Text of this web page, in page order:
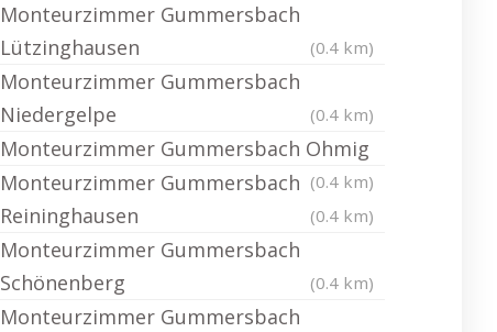
Monteurzimmer Gummersbach
Lützinghausen
(0.4 km)
Monteurzimmer Gummersbach
Niedergelpe
(0.4 km)
Monteurzimmer Gummersbach Ohmig
(0.4 km)
Monteurzimmer Gummersbach
Reininghausen
(0.4 km)
Monteurzimmer Gummersbach
Schönenberg
(0.4 km)
Monteurzimmer Gummersbach